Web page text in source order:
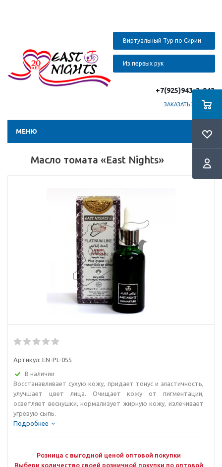
Виртуальный Тур по Сирии
Из первых рук
+7(925)943-3-943
ЗАКАЗАТЬ ЗВОНОК
МЕНЮ
Масло томата «East Nights»
Артикул: EN-PL-055
В наличии
Восстанавливает сухую кожу, придает тонус и эластичность,
улучшает цвет лица. Очищает кожу от пигментации,
осветляет веснушки, нормализует жирную кожу, излечивает
угревую сыпь.
Подробнее
Розница с выгодной ценой оптовой покупки
Выбери количество своей розничной покупки по оптовой